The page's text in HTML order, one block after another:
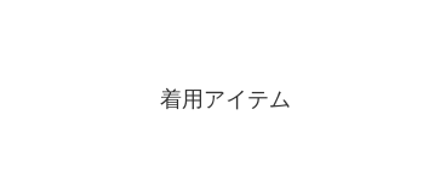
着用アイテム